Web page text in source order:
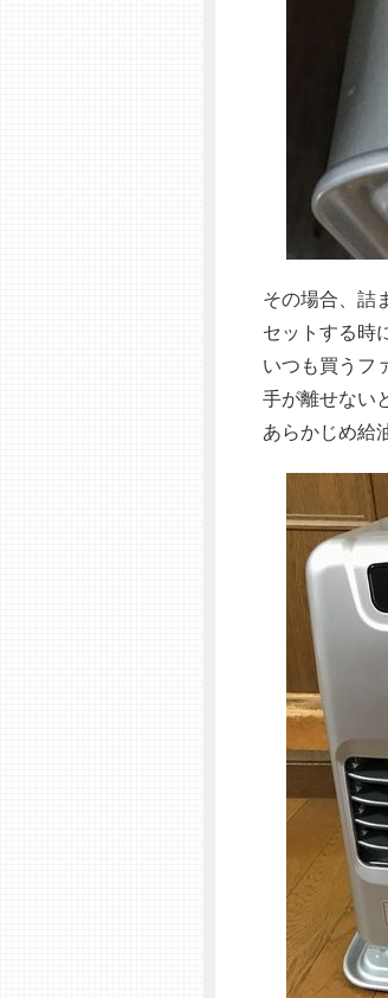
その場合、詰
セットする時
いつも買うフ
手が離せない
あらかじめ給